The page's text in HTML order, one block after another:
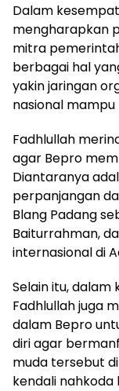
Dalam
mengharapkan
mitra
berbagai hal
yakin jaringan
nasional
Fadhlullah
agar Bepro
Diantaranya
perpanjangan
Blang Padang
Baiturrahman,
internasional di
Selain itu,
Fadhlullah juga
dalam Bepro
diri agar
muda tersebut
kendali nahkoda